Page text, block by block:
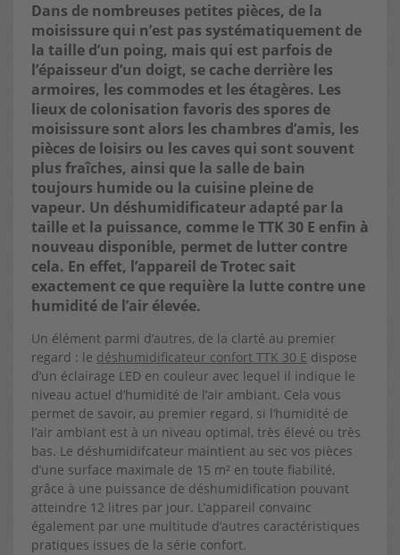
Dans de nombreuses petites pièces, de la
moisissure qui n’est pas systématiquement de
la taille d’un poing, mais qui est parfois de
l’épaisseur d’un doigt, se cache derrière les
armoires, les commodes et les étagères. Les
lieux de colonisation favoris des spores de
moisissure sont alors les chambres d’amis, les
pièces de loisirs ou les caves qui sont souvent
plus fraîches, ainsi que la salle de bain
toujours humide ou la cuisine pleine de
vapeur. Un déshumidificateur adapté par la
taille et la puissance, comme le TTK 30 E enfin à
nouveau disponible, permet de lutter contre
cela. En effet, l’appareil de Trotec sait
exactement ce que requière la lutte contre une
humidité de l’air élevée.
Un élément parmi d’autres, de la clarté au premier
regard : le déshumidificateur confort TTK 30 E dispose
d’un éclairage LED en couleur avec lequel il indique le
niveau actuel d’humidité de l’air ambiant. Cela vous
permet de savoir, au premier regard, si l’humidité de
l’air ambiant est à un niveau optimal, très élevé ou très
bas. Le déshumidifcateur maintient au sec vos pièces
d’une surface maximale de 15 m² en toute fiabilité,
grâce à une puissance de déshumidification pouvant
atteindre 12 litres par jour. L’appareil convainc
également par une multitude d’autres caractéristiques
pratiques issues de la série confort.